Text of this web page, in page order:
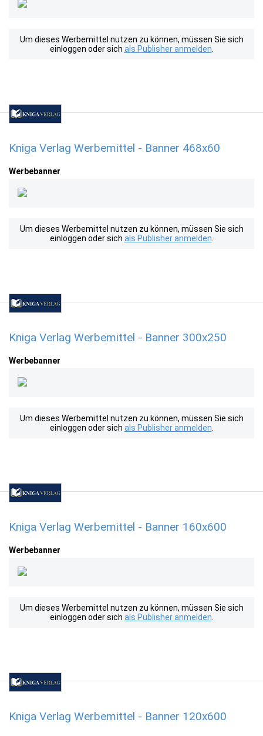
Um dieses Werbemittel nutzen zu können, müssen Sie sich
einloggen oder sich als Publisher anmelden
Kniga Verlag Werbemittel - Banner 468x60
Werbebanner
Um dieses Werbemittel nutzen zu können, müssen Sie sich
einloggen oder sich als Publisher anmelden
Kniga Verlag Werbemittel - Banner 300x250
Werbebanner
Um dieses Werbemittel nutzen zu können, müssen Sie sich
einloggen oder sich als Publisher anmelden
Kniga Verlag Werbemittel - Banner 160x600
Werbebanner
Um dieses Werbemittel nutzen zu können, müssen Sie sich
einloggen oder sich als Publisher anmelden
Kniga Verlag Werbemittel - Banner 120x600